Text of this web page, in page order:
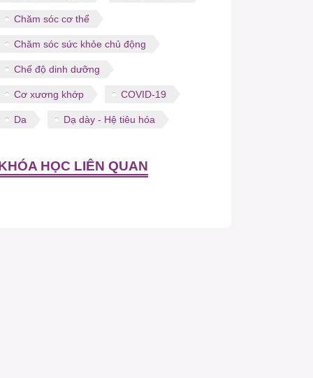
Chăm sóc cơ thể
Chăm sóc sức khỏe chủ động
Chế độ dinh dưỡng
Cơ xương khớp COVID-19
Da Dạ dày - Hệ tiêu hóa
HỌC LIÊN QUAN